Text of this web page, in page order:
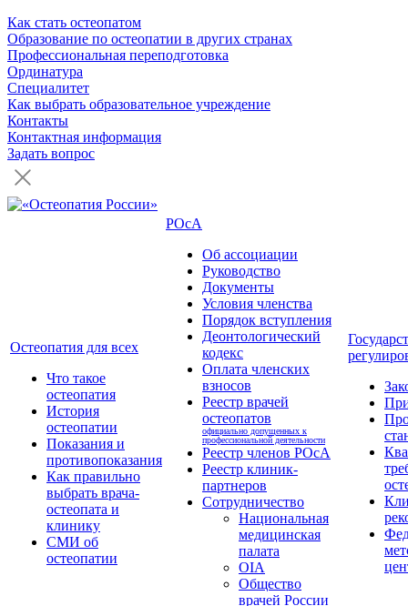
Как стать остеопатом
Образование по остеопатии в других странах
Профессиональная переподготовка
Ординатура
Специалитет
Как выбрать образовательное учреждение
Контакты
Контактная информация
Задать вопрос
Остеопатия для всех
Что такое
остеопатия
История
остеопатии
Показания и
противопоказания
Как правильно
выбрать врача-
остеопата и
клинику
СМИ об
остеопатии
РОсА
Об ассоциации
Руководство
Документы
Условия членства
Порядок вступления
Деонтологический
кодекс
Оплата членских
взносов
Реестр врачей
остеопатов
официально допущенных к
профессиональной деятельности
Реестр членов РОсА
Реестр клиник-
партнеров
Сотрудничество
Национальная
медицинская
палата
OIA
Общество
врачей России